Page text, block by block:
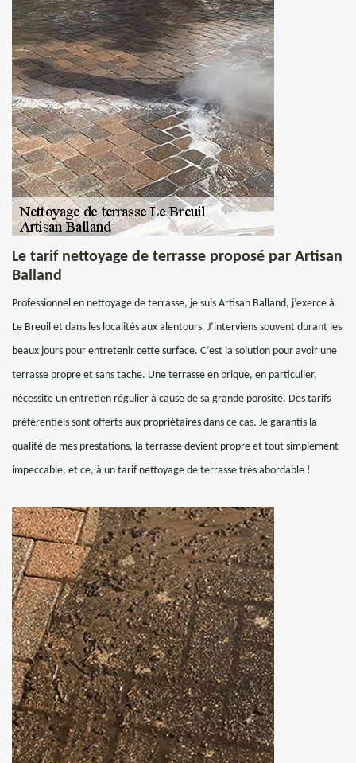
Le tarif nettoyage de terrasse proposé par Artisan
Balland
Professionnel en nettoyage de terrasse, je suis Artisan Balland, j’exerce à
Le Breuil et dans les localités aux alentours. J’interviens souvent durant les
beaux jours pour entretenir cette surface. C’est la solution pour avoir une
terrasse propre et sans tache. Une terrasse en brique, en particulier,
nécessite un entretien régulier à cause de sa grande porosité. Des tarifs
préférentiels sont offerts aux propriétaires dans ce cas. Je garantis la
qualité de mes prestations, la terrasse devient propre et tout simplement
impeccable, et ce, à un tarif nettoyage de terrasse très abordable !